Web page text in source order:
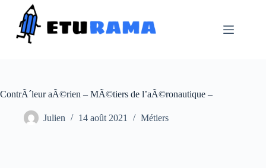
contenu
ContrÃ´leur aÃ©rien – MÃ©tiers de l’aÃ©ronautique –
Julien 14 août 2021 Métiers